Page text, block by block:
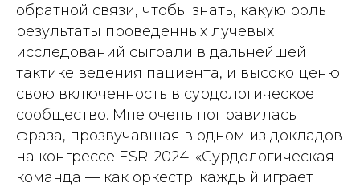
обратной связи, чтобы знать, какую роль
результаты проведённых лучевых
исследований сыграли в дальнейшей
тактике ведения пациента, и высоко ценю
свою включенность в сурдологическое
сообщество. Мне очень понравилась
фраза, прозвучавшая в одном из докладов
на конгрессе ESR-2024: «Сурдологическая
команда — как оркестр: каждый играет